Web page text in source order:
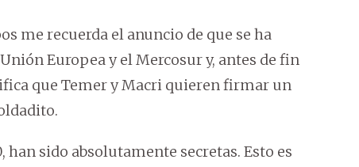
me recuerda el anuncio de que se ha
Europea y el Mercosur y, antes de fin
que Temer y Macri quieren firmar un
sido absolutamente secretas. Esto es